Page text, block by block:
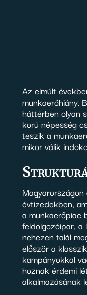
Az elmúlt
munkaerőhiány.
háttérben olyan
korú népesség
teszik a
mikor válik
évtizedekben,
a munkaerőpiac
feldolgozóipar,
nehezen talál
először a
kampányokkal
hoznak érdemi
alkalmazásának